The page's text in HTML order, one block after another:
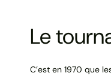
Le
C’est en 1970 que